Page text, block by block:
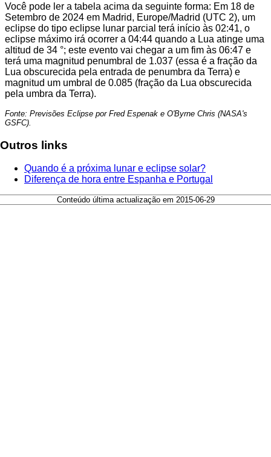
Você pode ler a tabela acima da seguinte forma: Em 18 de
Setembro de 2024 em Madrid, Europe/Madrid (UTC 2), um
eclipse do tipo eclipse lunar parcial terá início às 02:41, o
eclipse máximo irá ocorrer a 04:44 quando a Lua atinge uma
altitud de 34 °; este evento vai chegar a um fim às 06:47 e
terá uma magnitud penumbral de 1.037 (essa é a fração da
Lua obscurecida pela entrada de penumbra da Terra) e
magnitud um umbral de 0.085 (fração da Lua obscurecida
pela umbra da Terra).
Fonte: Previsões Eclipse por Fred Espenak e O'Byrne Chris (NASA's
GSFC).
Outros links
Quando é a próxima lunar e eclipse solar?
Diferença de hora entre Espanha e Portugal
Conteúdo última actualização em 2015-06-29